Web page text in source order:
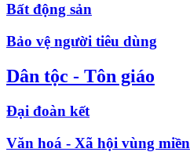
Bất động sản
Bảo vệ người tiêu dùng
Dân tộc - Tôn giáo
Đại đoàn kết
Văn hoá - Xã hội vùng miền